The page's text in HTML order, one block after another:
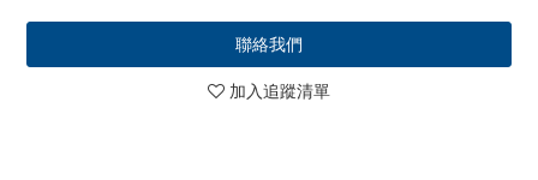
聯絡我們
加入追蹤清單